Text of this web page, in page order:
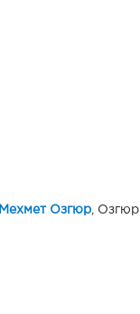
Мехмет Озгюр, Озгюр